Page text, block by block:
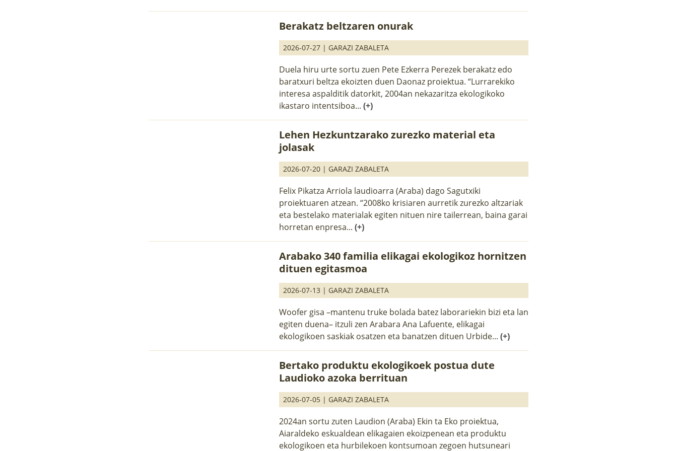
Berakatz beltzaren onurak
2026-07-27 | GARAZI ZABALETA
Duela hiru urte sortu zuen Pete Ezkerra Perezek berakatz edo
baratxuri beltza ekoizten duen Daonaz proiektua. “Lurrarekiko
interesa aspalditik datorkit, 2004an nekazaritza ekologikoko
ikastaro intentsiboa...(+)
Lehen Hezkuntzarako zurezko material eta
jolasak
2026-07-20 | GARAZI ZABALETA
Felix Pikatza Arriola laudioarra (Araba) dago Sagutxiki
proiektuaren atzean. “2008ko krisiaren aurretik zurezko altzariak
eta bestelako materialak egiten nituen nire tailerrean, baina garai
horretan enpresa...(+)
Arabako 340 familia elikagai ekologikoz hornitzen
dituen egitasmoa
2026-07-13 | GARAZI ZABALETA
Woofer gisa –mantenu truke bolada batez laborariekin bizi eta lan
egiten duena– itzuli zen Arabara Ana Lafuente, elikagai
ekologikoen saskiak osatzen eta banatzen dituen Urbide...(+)
Bertako produktu ekologikoek postua dute
Laudioko azoka berrituan
2026-07-05 | GARAZI ZABALETA
2024an sortu zuten Laudion (Araba) Ekin ta Eko proiektua,
Aiaraldeko eskualdean elikagaien ekoizpenean eta produktu
ekologikoen eta hurbilekoen kontsumoan zegoen hutsuneari